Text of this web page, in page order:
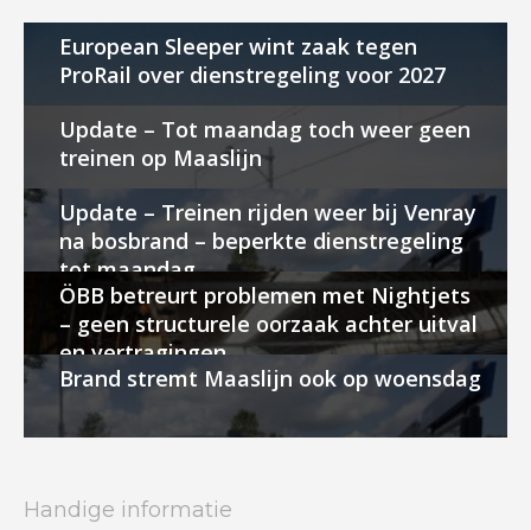
European Sleeper wint zaak tegen
ProRail over dienstregeling voor 2027
Update – Tot maandag toch weer geen
treinen op Maaslijn
Update – Treinen rijden weer bij Venray
na bosbrand – beperkte dienstregeling
tot maandag
ÖBB betreurt problemen met Nightjets
– geen structurele oorzaak achter uitval
en vertragingen
Brand stremt Maaslijn ook op woensdag
Handige informatie